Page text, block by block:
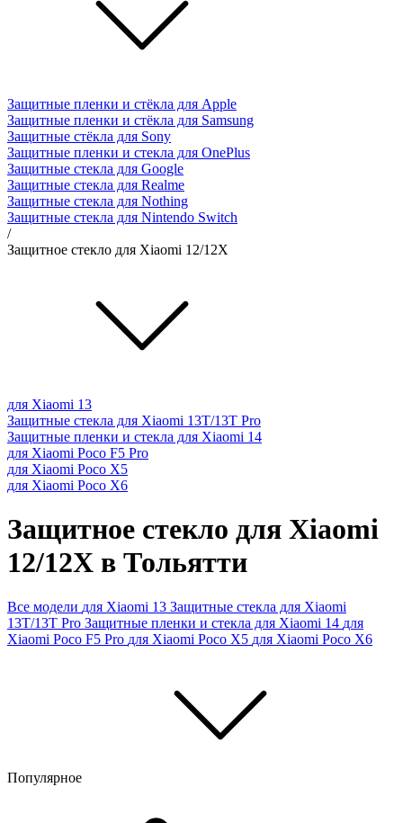
Защитные пленки и стёкла для Apple
Защитные пленки и стёкла для Samsung
Защитные стёкла для Sony
Защитные пленки и стекла для OnePlus
Защитные стекла для Google
Защитные стекла для Realme
Защитные стекла для Nothing
Защитные стекла для Nintendo Switch
/
Защитное стекло для Xiaomi 12/12X
для Xiaomi 13
Защитные стекла для Xiaomi 13T/13T Pro
Защитные пленки и стекла для Xiaomi 14
для Xiaomi Poco F5 Pro
для Xiaomi Poco X5
для Xiaomi Poco X6
Защитное стекло для Xiaomi
12/12X в Тольятти
Все модели для Xiaomi 13 Защитные стекла для Xiaomi
13T/13T Pro Защитные пленки и стекла для Xiaomi 14 для
Xiaomi Poco F5 Pro для Xiaomi Poco X5 для Xiaomi Poco X6
Популярное